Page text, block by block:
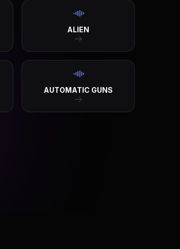
ALIEN
AUTOMATIC GUNS